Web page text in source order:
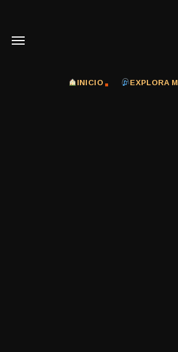
INICIO EXPLORA